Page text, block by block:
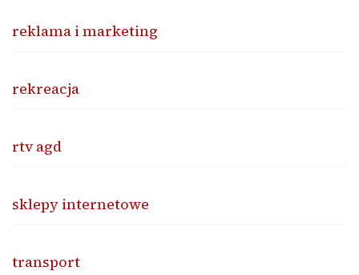
reklama i marketing
rekreacja
rtv agd
sklepy internetowe
transport